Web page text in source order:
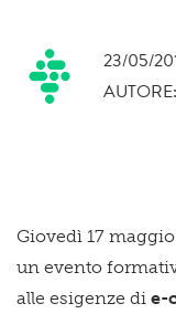
23/05/
AUTORE:
Giovedì 17
un evento
alle esigenze di e-